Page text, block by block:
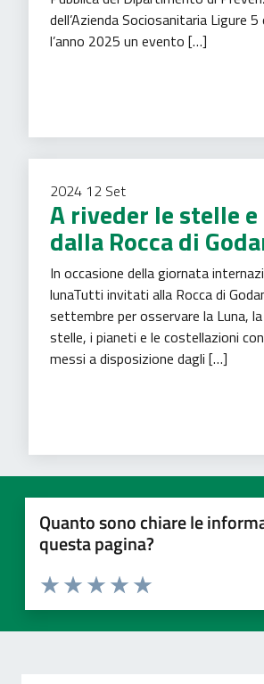
dell’Azienda Sociosanitaria Ligure
l’anno 2025 un evento […]
2024 12 Set
A riveder le stelle
dalla Rocca di
In occasione della giornata
lunaTutti invitati alla Rocca di
settembre per osservare la Luna,
stelle, i pianeti e le costellazioni
messi a disposizione dagli […]
Quanto sono chiare le
questa pagina?
Valuta 5 stelle su 5
Valuta 4 stelle su 5
Valuta 3 stelle su 5
Valuta 2 stelle su 5
Valuta 1 stelle su 5